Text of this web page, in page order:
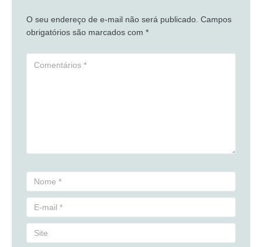
O seu endereço de e-mail não será publicado. Campos
obrigatórios são marcados com *